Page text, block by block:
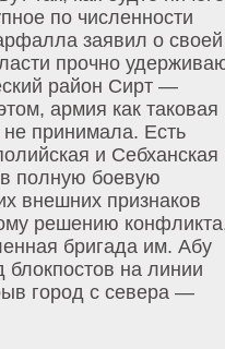
по численности
заявил о своей
прочно
район Сирт —
армия как таковая
не принимала. Есть
и Себханская
полную боевую
внешних признаков
решению
бригада им. Абу
на линии
город с севера —